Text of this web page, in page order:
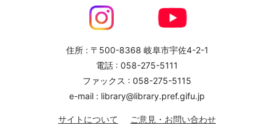
住所 : 〒500-8368 岐阜市宇佐4-2-1
電話 : 058-275-5111
ファックス : 058-275-5115
e-mail : library@library.pref.gifu.jp
サイトについて ご意見・お問い合わせ